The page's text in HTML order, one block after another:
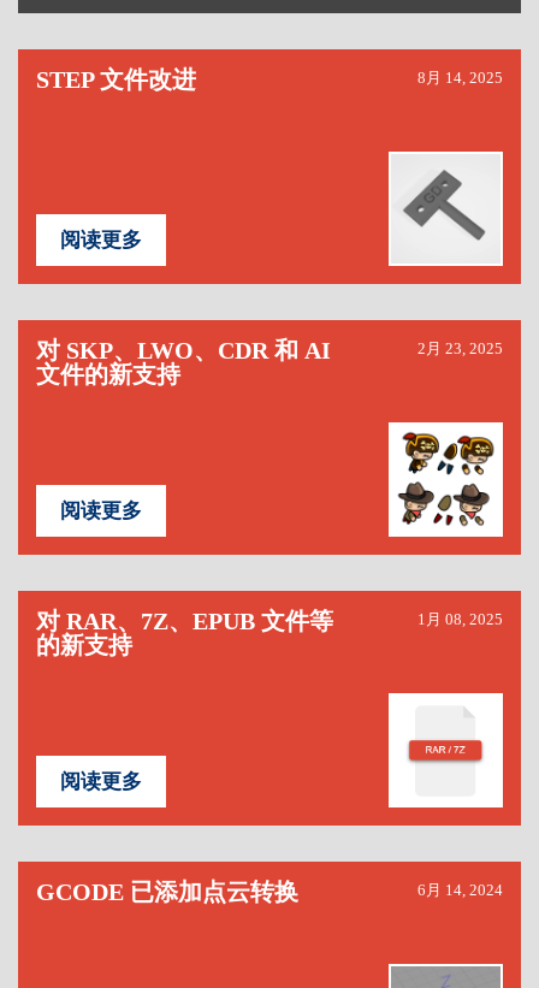
STEP 文件改进 8月 14, 2025
阅读更多
对 SKP、LWO、CDR 和 AI
文件的新支持
2月 23, 2025
阅读更多
对 RAR、7Z、EPUB 文件等
的新支持
1月 08, 2025
阅读更多
GCODE 已添加点云转换 6月 14, 2024